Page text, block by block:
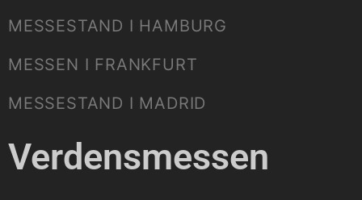
MESSESTAND I HAMBURG
MESSEN I FRANKFURT
MESSESTAND I MADRID
Verdensmessen